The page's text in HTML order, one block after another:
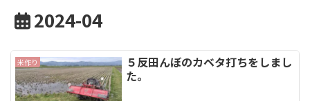
2024-04
米作り
５反田んぼのカベタ打ちをしまし
た。